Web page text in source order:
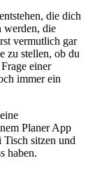
die dich
werden, die
vermutlich gar
zu stellen, ob du
einer
immer ein
Planer App
sitzen und
haben.